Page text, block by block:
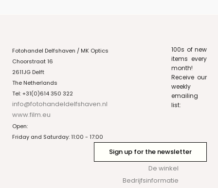
Fotohandel Delfshaven / MK Optics
Choorstraat 16
2611JG Delft
The Netherlands
Tel: +31(0)614 350 322
info@fotohandeldelfshaven.nl
www.film.eu
Open:
Friday and Saturday: 11:00 - 17:00
100s of new
items every
month!
Receive our
weekly
emailing
list:
Sign up for the newsletter
De winkel
Bedrijfsinformatie